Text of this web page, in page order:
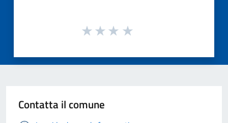
Contatta il comune